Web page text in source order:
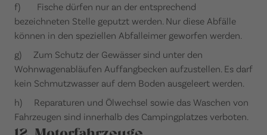
f) Fische dürfen nur an der entsprechend
bezeichneten Stelle geputzt werden. Nur diese Abfälle
können in den speziellen Abfalleimer geworfen werden.
g) Zum Schutz der Gewässer sind unter den
Wohnwagenabläufen Auffangbecken aufzustellen. Es darf
kein Schmutzwasser auf dem Boden ausgeleert werden.
h) Reparaturen und Ölwechsel sowie das Waschen von
Fahrzeugen sind innerhalb des Campingplatzes verboten.